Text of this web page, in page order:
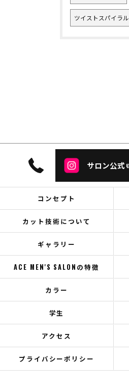
ツイストスパイラル
サロン公式
コンセプト
カット技術について
ギャラリー
ACE MEN'S SALONの特徴
カラー
学生
アクセス
プライバシーポリシー